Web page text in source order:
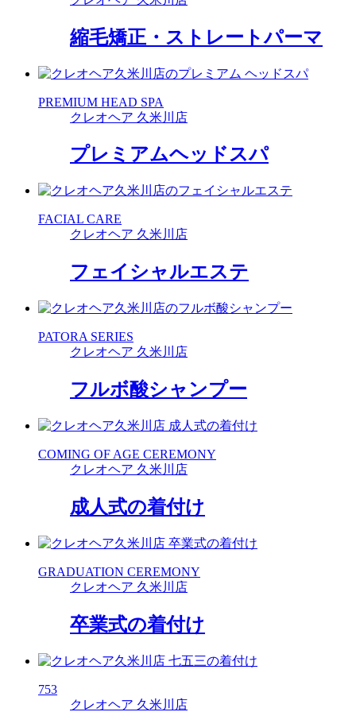
縮毛矯正・ストレートパーマ
PREMIUM HEAD SPA
クレオヘア 久米川店
プレミアムヘッドスパ
FACIAL CARE
クレオヘア 久米川店
フェイシャルエステ
PATORA SERIES
クレオヘア 久米川店
フルボ酸シャンプー
COMING OF AGE CEREMONY
クレオヘア 久米川店
成人式の着付け
GRADUATION CEREMONY
クレオヘア 久米川店
卒業式の着付け
753
クレオヘア 久米川店